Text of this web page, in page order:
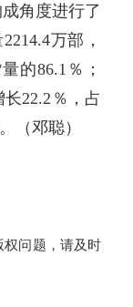
角度进行了
万部，
的86.1％；
22.2％，占
（邓聪）
权问题，请及时